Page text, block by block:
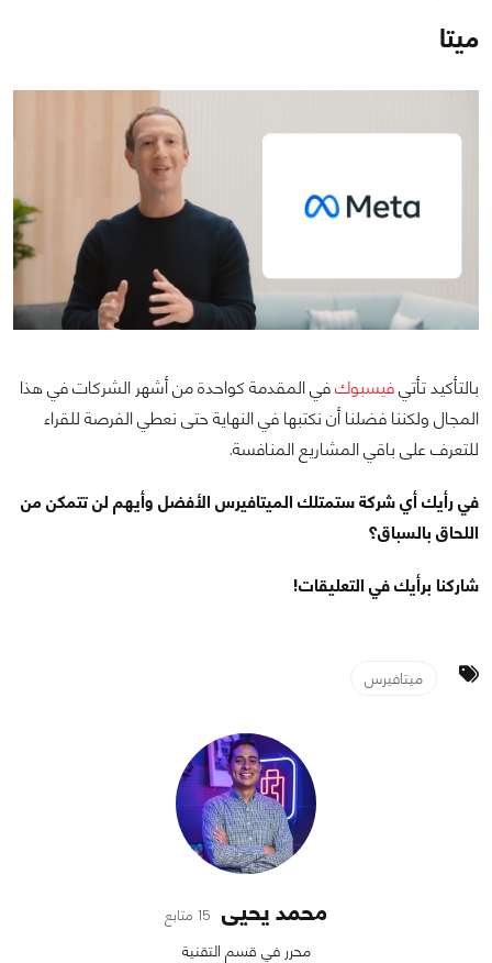
ميتا
بالتأكيد تأتيفيسبوكفي المقدمة كواحدة من أشهر الشركات في هذا
المجال ولكننا فضلنا أن نكتبها في النهاية حتى نعطي الفرصة للقراء
للتعرف على باقي المشاريع المنافسة.
في رأيك أي شركة ستمتلك الميتافيرس الأفضل وأيهم لن تتمكن من
اللحاق بالسباق؟
شاركنا برأيك في التعليقات!
ميتافيرس
محمد يحيى 15 متابع
محرر في قسم التقنية